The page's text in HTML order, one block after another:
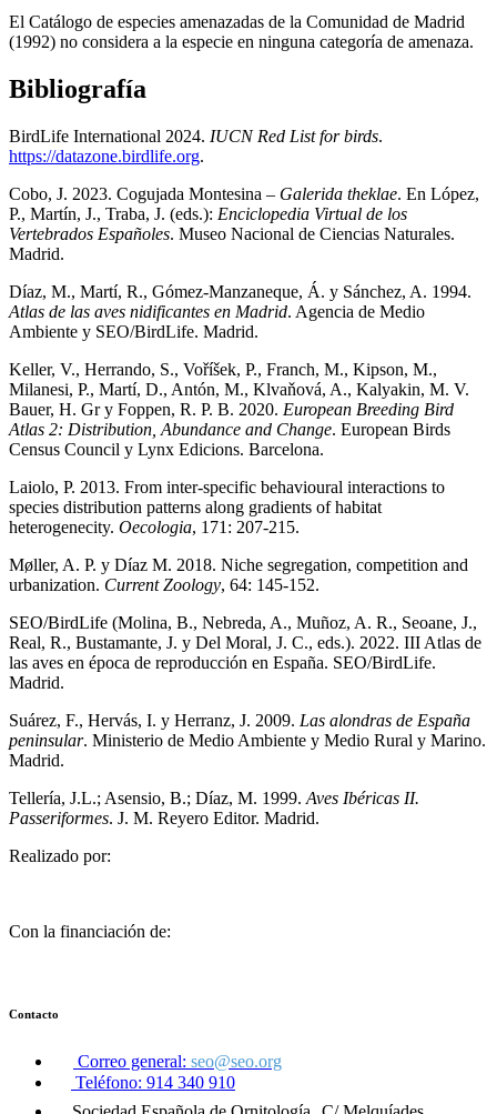
El Catálogo de especies amenazadas de la Comunidad de Madrid
(1992) no considera a la especie en ninguna categoría de amenaza.
Bibliografía
BirdLife International 2024. IUCN Red List for birds.
https://datazone.birdlife.org.
Cobo, J. 2023. Cogujada Montesina – Galerida theklae. En López,
P., Martín, J., Traba, J. (eds.): Enciclopedia Virtual de los
Vertebrados Españoles. Museo Nacional de Ciencias Naturales.
Madrid.
Díaz, M., Martí, R., Gómez-Manzaneque, Á. y Sánchez, A. 1994.
Atlas de las aves nidificantes en Madrid. Agencia de Medio
Ambiente y SEO/BirdLife. Madrid.
Keller, V., Herrando, S., Voříšek, P., Franch, M., Kipson, M.,
Milanesi, P., Martí, D., Antón, M., Klvaňová, A., Kalyakin, M. V.
Bauer, H. Gr y Foppen, R. P. B. 2020. European Breeding Bird
Atlas 2: Distribution, Abundance and Change. European Birds
Census Council y Lynx Edicions. Barcelona.
Laiolo, P. 2013. From inter-specific behavioural interactions to
species distribution patterns along gradients of habitat
heterogenecity. Oecologia, 171: 207-215.
Møller, A. P. y Díaz M. 2018. Niche segregation, competition and
urbanization. Current Zoology, 64: 145-152.
SEO/BirdLife (Molina, B., Nebreda, A., Muñoz, A. R., Seoane, J.,
Real, R., Bustamante, J. y Del Moral, J. C., eds.). 2022. III Atlas de
las aves en época de reproducción en España. SEO/BirdLife.
Madrid.
Suárez, F., Hervás, I. y Herranz, J. 2009. Las alondras de España
peninsular. Ministerio de Medio Ambiente y Medio Rural y Marino.
Madrid.
Tellería, J.L.; Asensio, B.; Díaz, M. 1999. Aves Ibéricas II.
Passeriformes. J. M. Reyero Editor. Madrid.
Realizado por:
Con la financiación de:
Contacto
Correo general: seo@seo.org
Teléfono: 914 340 910